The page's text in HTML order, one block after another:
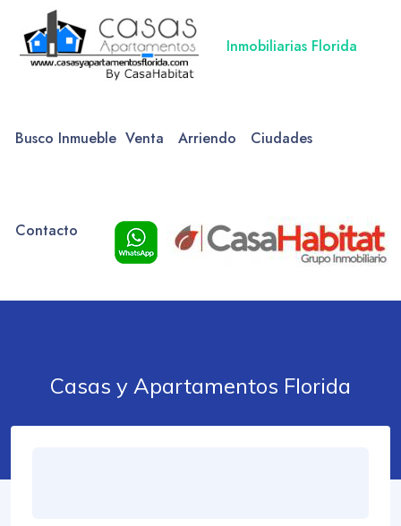
Inmobiliarias Florida
Busco Inmueble Venta Arriendo Ciudades
Contacto
Casas y Apartamentos Florida